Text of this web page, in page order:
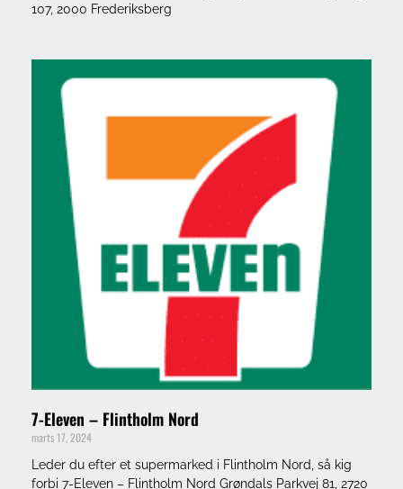
107, 2000 Frederiksberg
7-Eleven – Flintholm Nord
marts 17, 2024
Leder du efter et supermarked i Flintholm Nord, så kig
forbi 7-Eleven – Flintholm Nord Grøndals Parkvej 81, 2720